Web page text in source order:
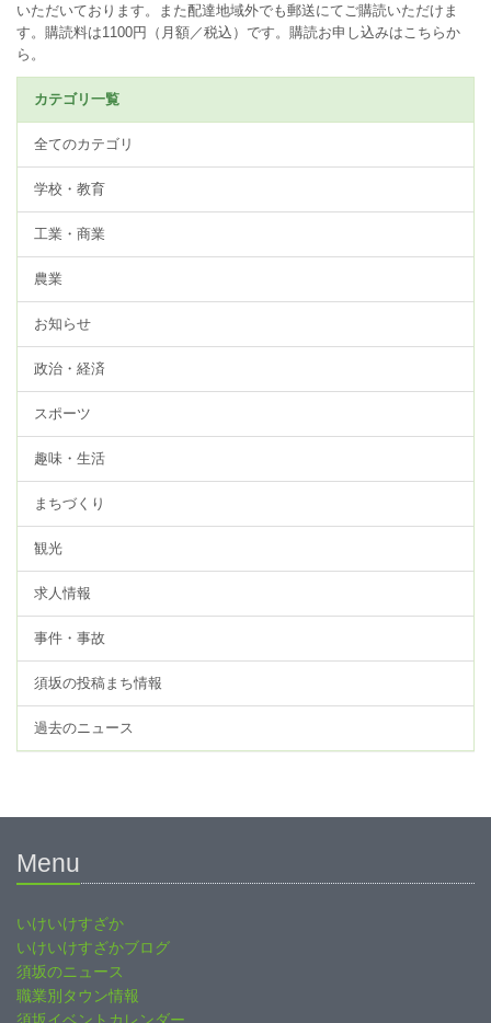
いただいております。また配達地域外でも郵送にてご購読いただけま
す。購読料は1100円（月額／税込）です。 購読お申し込みはこちらか
ら。
カテゴリ一覧
全てのカテゴリ
学校・教育
工業・商業
農業
お知らせ
政治・経済
スポーツ
趣味・生活
まちづくり
観光
求人情報
事件・事故
須坂の投稿まち情報
過去のニュース
Menu
いけいけすざか
いけいけすざかブログ
須坂のニュース
職業別タウン情報